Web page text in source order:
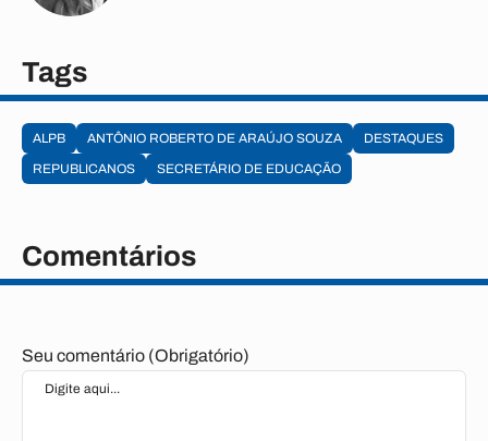
Tags
ALPB ANTÔNIO ROBERTO DE ARAÚJO SOUZA
DESTAQUES
REPUBLICANOS
SECRETÁRIO DE EDUCAÇÃO
Comentários
Seu comentário (Obrigatório)